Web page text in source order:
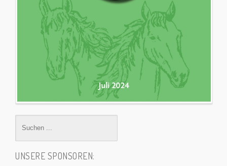
UNSERE SPONSOREN: